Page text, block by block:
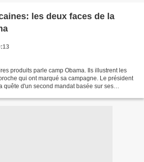
les deux faces de la
produits parle camp Obama. Ils illustrent les
qui ont marqué sa campagne. Le président
quête d'un second mandat basée sur ses